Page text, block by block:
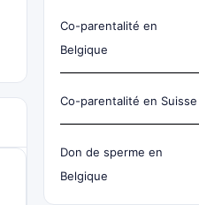
Co-parentalité en
Belgique
Co-parentalité en Suisse
Don de sperme en
Belgique